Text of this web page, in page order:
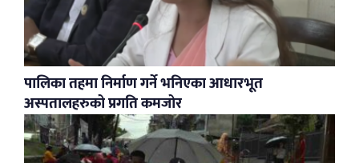
पालिका तहमा निर्माण गर्ने भनिएका आधारभूत
अस्पतालहरुको प्रगति कमजोर